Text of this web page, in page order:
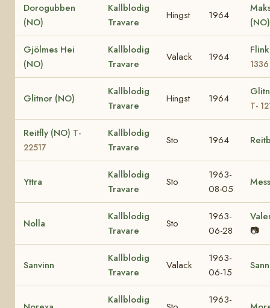
Dorogubben
(NO)
Kallblodig
Travare
Hingst 1964
(NO)
Gjölmes Hei
(NO)
Kallblodig
Travare
Valack 1964
1336
Glitnor (NO)
Kallblodig
Travare
Hingst 1964
T-
Reitfly (NO) T-
22517
Kallblodig
Travare
Sto 1964
Yttra
Kallblodig
Travare
Sto
1963-
08-05
Nolla
Kallblodig
Travare
Sto
1963-
06-28
📷
Sanvinn
Kallblodig
Travare
Valack
1963-
06-15
Kallblodig
1963-